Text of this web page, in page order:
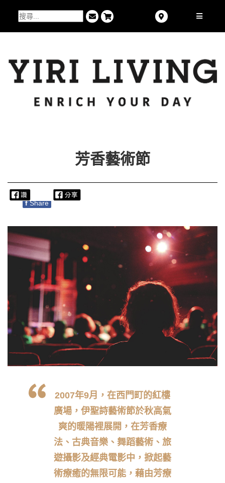
芳香藝術節
f Share
2007年9月，在西門町的紅樓
廣場，伊聖詩藝術節於秋高氣
爽的暖陽裡展開，在芳香療
法、古典音樂、舞蹈藝術、旅
遊攝影及經典電影中，掀起藝
術療癒的無限可能，藉由芳療